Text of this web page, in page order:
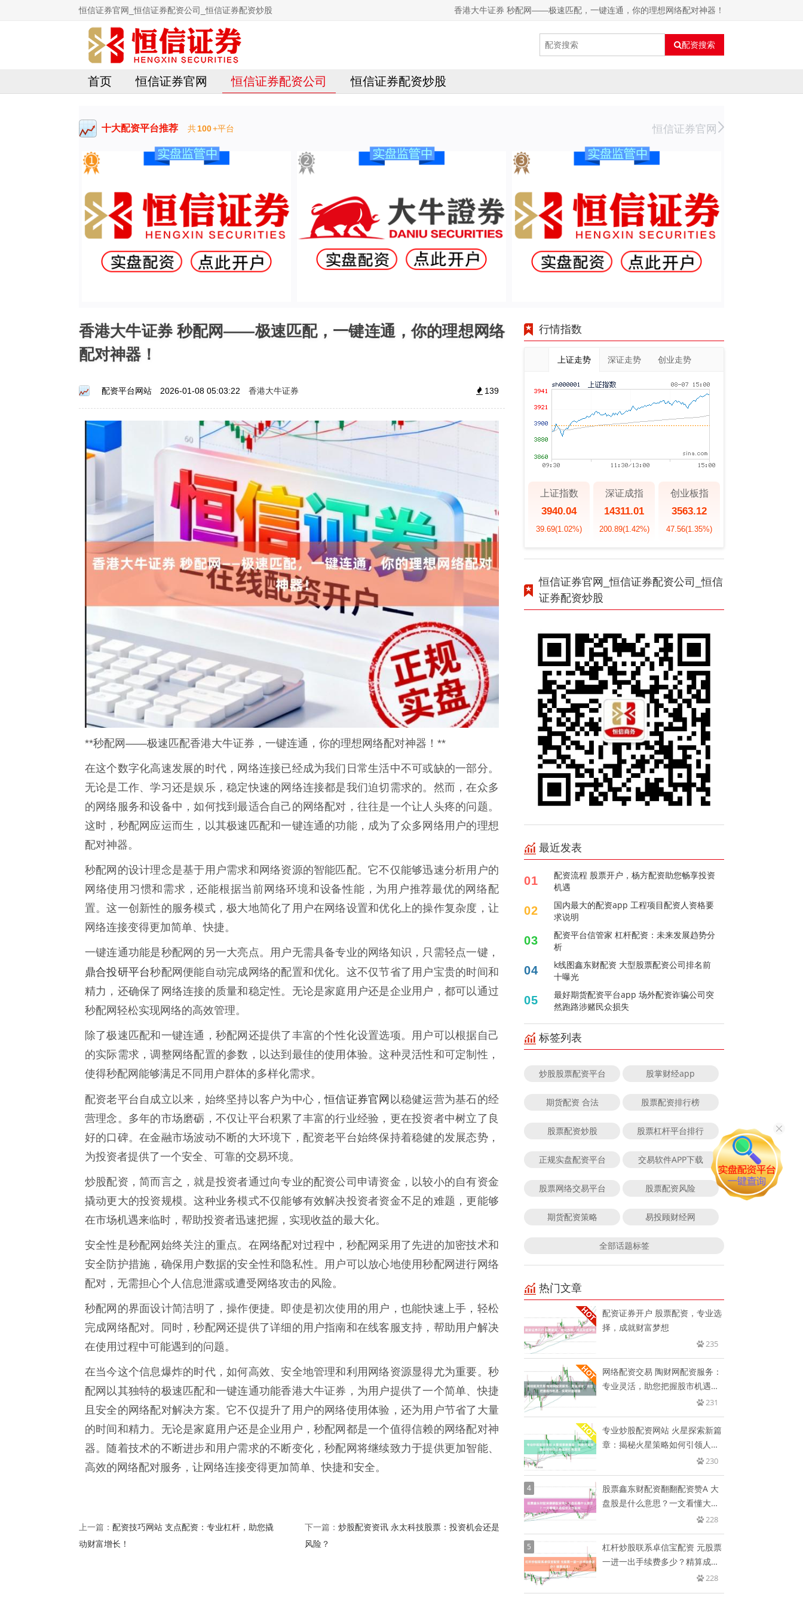
恒信证券官网_恒信证券配资公司_恒信证券配资炒股 香港大牛证券 秒配网——极速匹配，一键连通，你的理想网络配对神器！
配资搜索
首页 恒信证券官网 恒信证券配资公司 恒信证券配资炒股
十大配资平台推荐 共100+平台 恒信证券官网
香港大牛证券 秒配网——极速匹配，一键连通，你的理想网络
配对神器！
配资平台网站 2026-01-08 05:03:22 香港大牛证券 139
**秒配网——极速匹配香港大牛证券，一键连通，你的理想网络配对神器！**
在这个数字化高速发展的时代，网络连接已经成为我们日常生活中不可或缺的一部分。
无论是工作、学习还是娱乐，稳定快速的网络连接都是我们迫切需求的。然而，在众多
的网络服务和设备中，如何找到最适合自己的网络配对，往往是一个让人头疼的问题。
这时，秒配网应运而生，以其极速匹配和一键连通的功能，成为了众多网络用户的理想
配对神器。
秒配网的设计理念是基于用户需求和网络资源的智能匹配。它不仅能够迅速分析用户的
网络使用习惯和需求，还能根据当前网络环境和设备性能，为用户推荐最优的网络配
置。这一创新性的服务模式，极大地简化了用户在网络设置和优化上的操作复杂度，让
网络连接变得更加简单、快捷。
一键连通功能是秒配网的另一大亮点。用户无需具备专业的网络知识，只需轻点一键，
鼎合投研平台秒配网便能自动完成网络的配置和优化。这不仅节省了用户宝贵的时间和
精力，还确保了网络连接的质量和稳定性。无论是家庭用户还是企业用户，都可以通过
秒配网轻松实现网络的高效管理。
除了极速匹配和一键连通，秒配网还提供了丰富的个性化设置选项。用户可以根据自己
的实际需求，调整网络配置的参数，以达到最佳的使用体验。这种灵活性和可定制性，
使得秒配网能够满足不同用户群体的多样化需求。
配资老平台自成立以来，始终坚持以客户为中心，恒信证券官网 以稳健运营为基石的经
营理念。多年的市场磨砺，不仅让平台积累了丰富的行业经验，更在投资者中树立了良
好的口碑。在金融市场波动不断的大环境下，配资老平台始终保持着稳健的发展态势，
为投资者提供了一个安全、可靠的交易环境。
炒股配资，简而言之，就是投资者通过向专业的配资公司申请资金，以较小的自有资金
撬动更大的投资规模。这种业务模式不仅能够有效解决投资者资金不足的难题，更能够
在市场机遇来临时，帮助投资者迅速把握，实现收益的最大化。
安全性是秒配网始终关注的重点。在网络配对过程中，秒配网采用了先进的加密技术和
安全防护措施，确保用户数据的安全性和隐私性。用户可以放心地使用秒配网进行网络
配对，无需担心个人信息泄露或遭受网络攻击的风险。
秒配网的界面设计简洁明了，操作便捷。即使是初次使用的用户，也能快速上手，轻松
完成网络配对。同时，秒配网还提供了详细的用户指南和在线客服支持，帮助用户解决
在使用过程中可能遇到的问题。
在当今这个信息爆炸的时代，如何高效、安全地管理和利用网络资源显得尤为重要。秒
配网以其独特的极速匹配和一键连通功能香港大牛证券，为用户提供了一个简单、快捷
且安全的网络配对解决方案。它不仅提升了用户的网络使用体验，还为用户节省了大量
的时间和精力。无论是家庭用户还是企业用户，秒配网都是一个值得信赖的网络配对神
器。随着技术的不断进步和用户需求的不断变化，秒配网将继续致力于提供更加智能、
高效的网络配对服务，让网络连接变得更加简单、快捷和安全。
上一篇： 配资技巧网站 支点配资：专业杠杆，助您撬
动财富增长！
下一篇： 炒股配资资讯 永太科技股票：投资机会还是
风险？
行情指数
上证走势 深证走势 创业走势
上证指数
3940.04
39.69(1.02%)
深证成指
14311.01
200.89(1.42%)
创业板指
3563.12
47.56(1.35%)
恒信证券官网_恒信证券配资公司_恒信
证券配资炒股
最近发表
01
配资流程 股票开户，杨方配资助您畅享投资
机遇
02
国内最大的配资app 工程项目配资人资格要
求说明
03
配资平台信管家 杠杆配资：未来发展趋势分
析
04
k线图鑫东财配资 大型股票配资公司排名前
十曝光
05
最好期货配资平台app 场外配资诈骗公司突
然跑路涉赌民众损失
标签列表
炒股股票配资平台 股掌财经app
期货配资 合法 股票配资排行榜
股票配资炒股 股票杠杆平台排行
正规实盘配资平台 交易软件APP下载
股票网络交易平台 股票配资风险
期货配资策略 易投顾财经网
全部话题标签
热门文章
配资证券开户 股票配资，专业选
择，成就财富梦想
235
网络配资交易 陶财网配资服务：
专业灵活，助您把握股市机遇，
231
专业炒股配资网站 火星探索新篇
章：揭秘火星策略如何引领人类
230
4
股票鑫东财配资翻翻配资赞A 大
盘股是什么意思？一文看懂大盘
228
5
杠杆炒股联系卓信宝配资 元股票
一进一出手续费多少？精算成
228